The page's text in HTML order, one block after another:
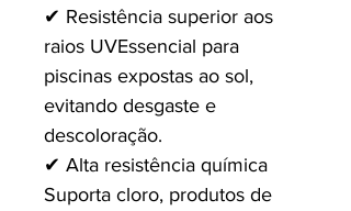
✔ Resistência superior aos
raios UV Essencial para
piscinas expostas ao sol,
evitando desgaste e
descoloração.
✔ Alta resistência química
Suporta cloro, produtos de